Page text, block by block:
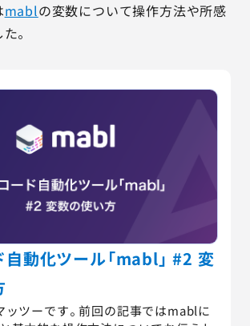
細資料
（平日9:30〜18:00）
その他のご連絡は03-5333-1246
mablの変数について操作方法や所感
。
動化ツール「mabl」 #2 変
ッツーです。前回の記事ではmablに